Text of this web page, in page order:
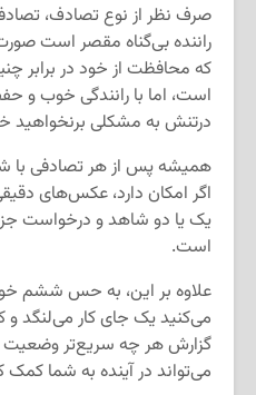
صرف نظر از نوع تصادف،
راننده بی‌گناه مقصر است
که محافظت از خود در برابر
است، اما با رانندگی خوب و
درتنش به مشکلی برنخواهید
اگر امکان دارد، عکس‌های
یک یا دو شاهد و درخواست
است.
علاوه بر این، به حس ششم
می‌کنید یک جای کار می‌لنگد و
گزارش هر چه سریع‌تر
می‌تواند در آینده به شما کمک